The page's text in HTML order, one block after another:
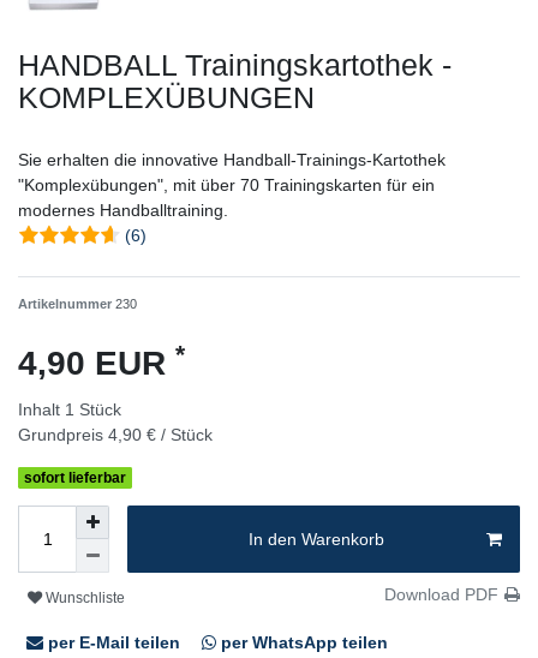
HANDBALL Trainingskartothek -
KOMPLEXÜBUNGEN
Sie erhalten die innovative Handball-Trainings-Kartothek
"Komplexübungen", mit über 70 Trainingskarten für ein
modernes Handballtraining.
(6)
Artikelnummer 230
4,90 EUR *
Inhalt 1 Stück
Grundpreis 4,90 € / Stück
sofort lieferbar
In den Warenkorb
Wunschliste Download PDF
per E-Mail teilen per WhatsApp teilen